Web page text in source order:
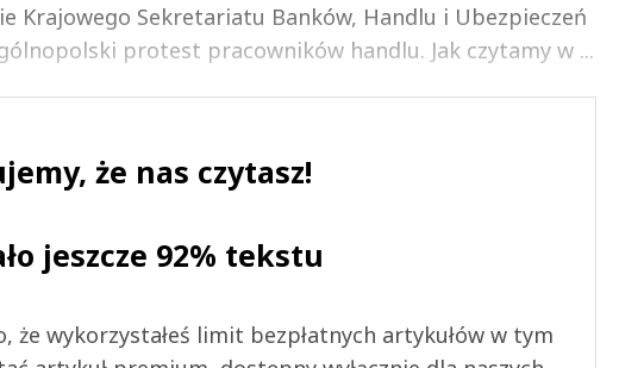
Krajowego Sekretariatu Banków, Handlu i Ubezpieczeń
protest pracowników handlu. Jak czytamy w ...
że nas czytasz!
jeszcze 92% tekstu
że wykorzystałeś limit bezpłatnych artykułów w tym